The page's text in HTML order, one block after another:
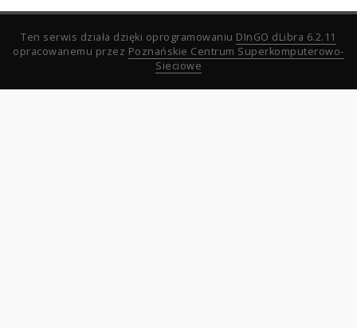
Ten serwis działa dzięki oprogramowaniu DInGO dLibra 6.2.11
opracowanemu przez Poznańskie Centrum Superkomputerowo-
Sieciowe